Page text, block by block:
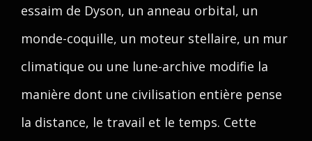
essaim de Dyson, un anneau orbital, un
monde-coquille, un moteur stellaire, un mur
climatique ou une lune-archive modifie la
manière dont une civilisation entière pense
la distance, le travail et le temps. Cette